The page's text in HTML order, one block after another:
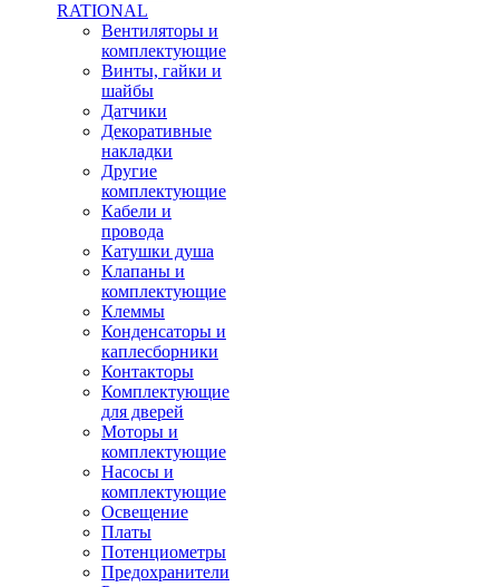
RATIONAL
Вентиляторы и
комплектующие
Винты, гайки и
шайбы
Датчики
Декоративные
накладки
Другие
комплектующие
Кабели и
провода
Катушки душа
Клапаны и
комплектующие
Клеммы
Конденсаторы и
каплесборники
Контакторы
Комплектующие
для дверей
Моторы и
комплектующие
Насосы и
комплектующие
Освещение
Платы
Потенциометры
Предохранители